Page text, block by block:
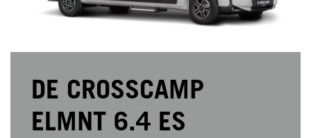
DE CROSSCAMP
ELMNT 6.4 ES